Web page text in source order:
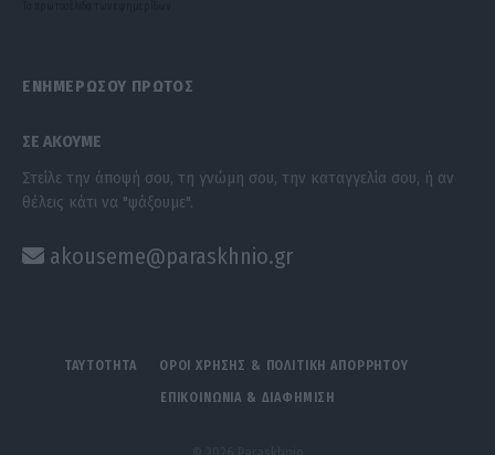
ΕΝΗΜΕΡΩΣΟΥ ΠΡΩΤΟΣ
ΣΕ ΑΚΟΥΜΕ
Στείλε την άποψή σου, τη γνώμη σου, την καταγγελία σου, ή αν
θέλεις κάτι να "ψάξουμε".
akouseme@paraskhnio.gr
ΤΑΥΤΟΤΗΤΑ ΟΡΟΙ ΧΡΗΣΗΣ & ΠΟΛΙΤΙΚΗ ΑΠΟΡΡΗΤΟΥ
ΕΠΙΚΟΙΝΩΝΙΑ & ΔΙΑΦΗΜΙΣΗ